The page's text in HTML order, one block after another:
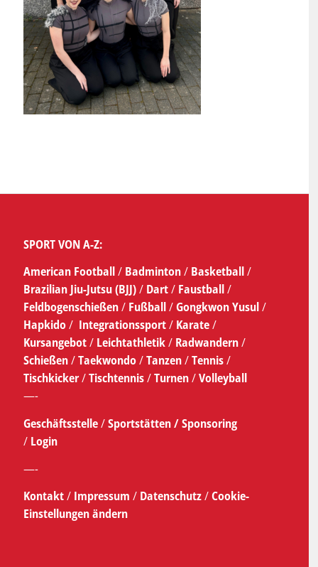
SPORT VON A-Z:
American Football/ Badminton/ Basketball/
Brazilian Jiu-Jutsu (BJJ)/ Dart/ Faustball/
Feldbogenschießen/ Fußball/Gongkwon Yusul/
Hapkido/ Integrationssport/ Karate/
Kursangebot/Leichtathletik/ Radwandern/
Schießen/Taekwondo/Tanzen/Tennis/
Tischkicker/Tischtennis/Turnen/Volleyball
—-
Geschäftsstelle/Sportstätten /Sponsoring
/ Login
—-
Kontakt/ Impressum / Datenschutz/Cookie-
Einstellungen ändern